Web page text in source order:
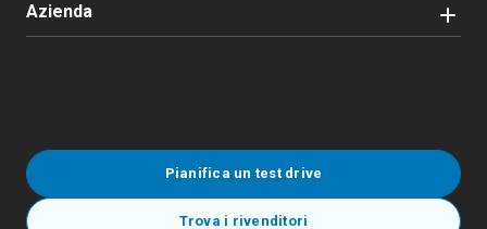
Azienda
Pianifica un test drive
Trova i rivenditori